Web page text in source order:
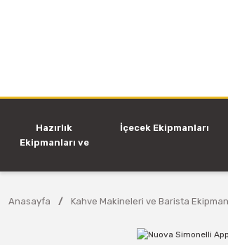
Hazırlık
Ekipmanları ve
İçecek Ekipmanları
Anasayfa Kahve Makineleri ve Barista